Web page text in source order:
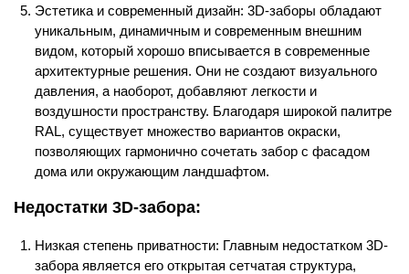
Эстетика и современный дизайн: 3D-заборы обладают
уникальным, динамичным и современным внешним
видом, который хорошо вписывается в современные
архитектурные решения. Они не создают визуального
давления, а наоборот, добавляют легкости и
воздушности пространству. Благодаря широкой палитре
RAL, существует множество вариантов окраски,
позволяющих гармонично сочетать забор с фасадом
дома или окружающим ландшафтом.
Недостатки 3D-забора:
Низкая степень приватности: Главным недостатком 3D-
забора является его открытая сетчатая структура,